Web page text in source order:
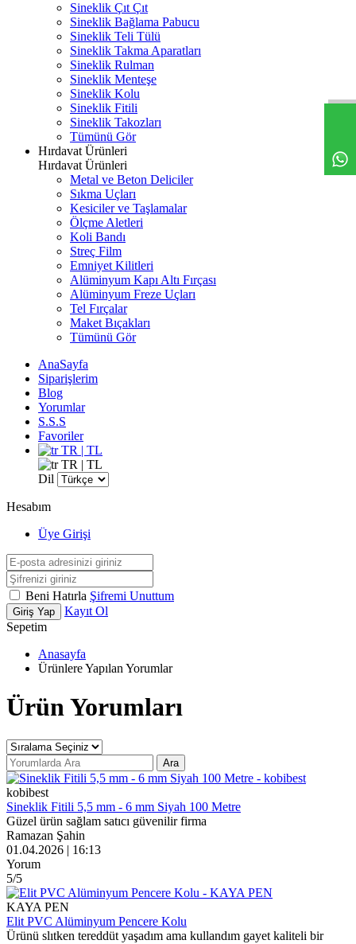
Sineklik Çıt Çıt
Sineklik Bağlama Pabucu
Sineklik Teli Tülü
Sineklik Takma Aparatları
Sineklik Rulman
Sineklik Menteşe
Sineklik Kolu
Sineklik Fitili
Sineklik Takozları
Tümünü Gör
Hırdavat Ürünleri
Hırdavat Ürünleri
Metal ve Beton Deliciler
Sıkma Uçları
Kesiciler ve Taşlamalar
Ölçme Aletleri
Koli Bandı
Streç Film
Emniyet Kilitleri
Alüminyum Kapı Altı Fırçası
Alüminyum Freze Uçları
Tel Fırçalar
Maket Bıçakları
Tümünü Gör
AnaSayfa
Siparişlerim
Blog
Yorumlar
S.S.S
Favoriler
TR | TL
TR | TL
Dil
Hesabım
Üye Girişi
Beni Hatırla Şifremi Unuttum
Giriş Yap
Kayıt Ol
Sepetim
Anasayfa
Ürünlere Yapılan Yorumlar
Ürün Yorumları
Ara
kobibest
Sineklik Fitili 5,5 mm - 6 mm Siyah 100 Metre
Güzel ürün sağlam satıcı güvenilir firma
Ramazan Şahin
01.04.2026 | 16:13
Yorum
5/5
KAYA PEN
Elit PVC Alüminyum Pencere Kolu
Ürünü slıtken tereddüt yaşadım ama kullandım gayet kaliteli bir